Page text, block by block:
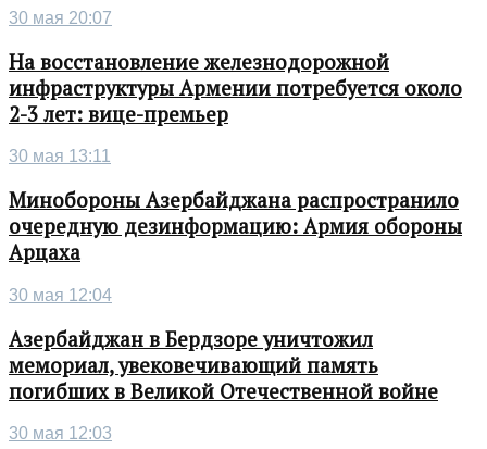
30 мая 20:07
На восстановление железнодорожной
инфраструктуры Армении потребуется около
2-3 лет: вице-премьер
30 мая 13:11
Минобороны Азербайджана распространило
очередную дезинформацию: Армия обороны
Арцаха
30 мая 12:04
Азербайджан в Бердзоре уничтожил
мемориал, увековечивающий память
погибших в Великой Отечественной войне
30 мая 12:03